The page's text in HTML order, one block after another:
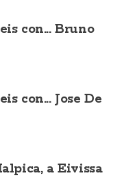
con... Bruno
con... Jose De
a Eivissa